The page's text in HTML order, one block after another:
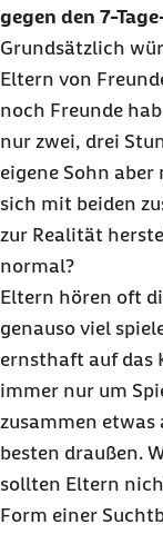
gegen den 7-
Grundsätzlich
Eltern von
noch Freunde
nur zwei, drei
eigene Sohn
sich mit beiden
zur Realität
normal?
Eltern hören oft
genauso viel
ernsthaft auf das
immer nur um
zusammen etwas
besten draußen.
sollten Eltern
Form einer